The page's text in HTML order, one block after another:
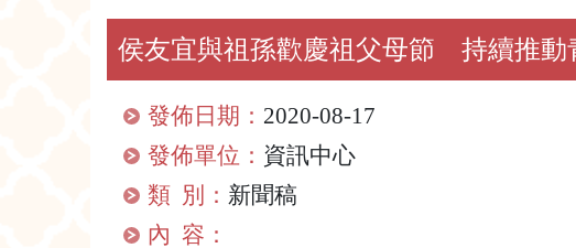
侯友宜與祖孫歡慶祖父母節 持續推動
發佈日期： 2020-08-17
發佈單位： 資訊中心
類 別： 新聞稿
內 容：